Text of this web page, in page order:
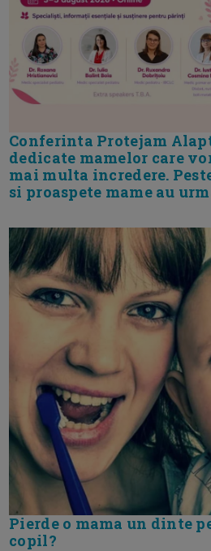
Conferinta Protejam
dedicate mamelor care
mai multa incredere.
si proaspete mame au
Pierde o mama un dinte
copil?